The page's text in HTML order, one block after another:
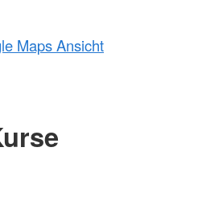
Maps Ansicht